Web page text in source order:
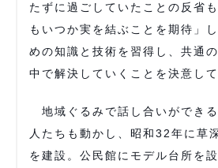
たずに過ごしていたことの反省
もいつか実を結ぶことを期待」
めの知識と技術を習得し、共通
中で解決していくことを決意し
地域ぐるみで話し合いができ
人たちも動かし、昭和32年に草
を建設。公民館にモデル台所を